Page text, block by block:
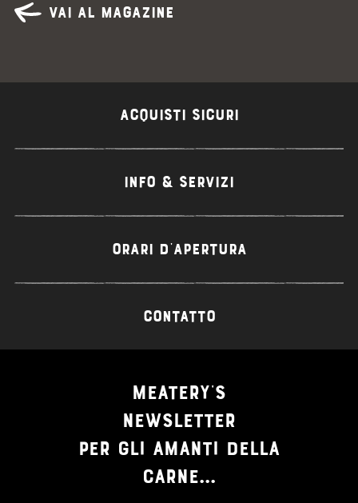
Vai al magazine
ACQUISTI SICURI
INFO & SERVIZI
ORARI D'APERTURA
CONTATTO
MEATERY'S
NEWSLETTER
PER GLI AMANTI DELLA
CARNE...